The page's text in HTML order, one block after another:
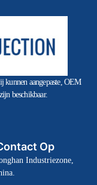
kunnen aangepaste, OEM
beschikbaar.
Op
Industriezone,